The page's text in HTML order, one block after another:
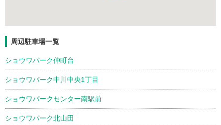
周辺駐車場一覧
ショウワパーク仲町台
ショウワパーク中川中央1丁目
ショウワパークセンター南駅前
ショウワパーク北山田